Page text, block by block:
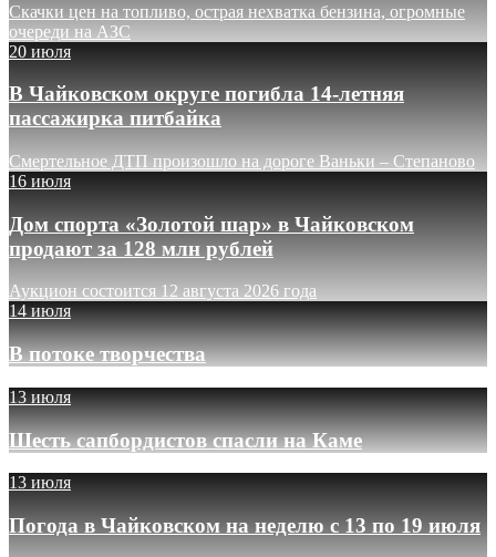
Скачки цен на топливо, острая нехватка бензина, огромные
очереди на АЗС
20 июля
В Чайковском округе погибла 14-летняя
пассажирка питбайка
Смертельное ДТП произошло на дороге Ваньки – Степаново
16 июля
Дом спорта «Золотой шар» в Чайковском
продают за 128 млн рублей
Аукцион состоится 12 августа 2026 года
14 июля
В потоке творчества
13 июля
Шесть сапбордистов спасли на Каме
13 июля
Погода в Чайковском на неделю с 13 по 19 июля